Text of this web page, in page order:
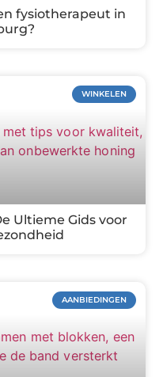
fysiotherapeut in
WINKELEN
Ultieme Gids voor
AANBIEDINGEN